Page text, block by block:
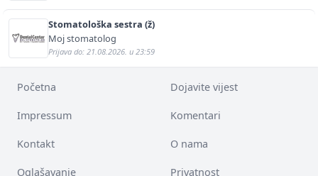
Stomatološka sestra (ž)
Moj stomatolog
Prijava do: 21.08.2026. u 23:59
Početna Dojavite vijest
Impressum Komentari
Kontakt O nama
Oglašavanje Privatnost